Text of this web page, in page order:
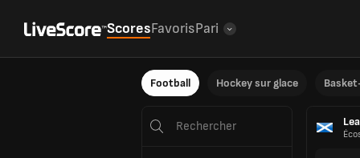
ScoresFavorisPari
Football Hockey sur glace